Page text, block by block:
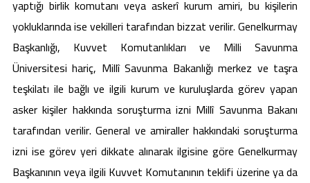
yaptığı birlik komutanı veya askerî kurum amiri, bu kişilerin
yokluklarında ise vekilleri tarafından bizzat verilir. Genelkurmay
Başkanlığı, Kuvvet Komutanlıkları ve Milli Savunma
Üniversitesi hariç, Millî Savunma Bakanlığı merkez ve taşra
teşkilatı ile bağlı ve ilgili kurum ve kuruluşlarda görev yapan
asker kişiler hakkında soruşturma izni Millî Savunma Bakanı
tarafından verilir. General ve amiraller hakkındaki soruşturma
izni ise görev yeri dikkate alınarak ilgisine göre Genelkurmay
Başkanının veya ilgili Kuvvet Komutanının teklifi üzerine ya da